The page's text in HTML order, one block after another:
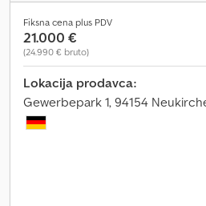
Fiksna cena plus PDV
21.000 €
(24.990 € bruto)
Lokacija prodavca:
Gewerbepark 1, 94154